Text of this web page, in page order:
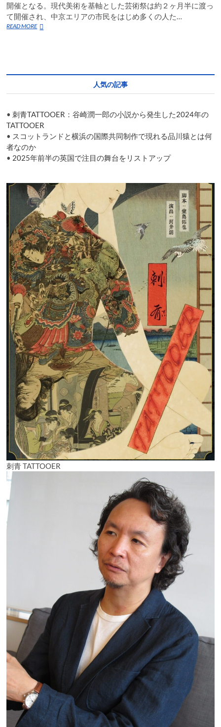
開催となる。現代美術を基軸とした芸術祭は約２ヶ月半に渡っ
て開催され、中京エリアの市民をはじめ多くの人た…
READ MORE「灰
に」
テ
ー
マ
に
げ、
芸
術
祭
あ
い
ち
2025
の
幕
が
開
く
人気の記事
•刺青TATTOOER：谷崎潤一郎の小説から発生した2024年の
TATTOOER
• スコットランドと横浜の国際共同制作で現れる品川猿とは何
者なのか
• 2025年前半の英国で注目の舞台をリストアップ
刺青 TATTOOER